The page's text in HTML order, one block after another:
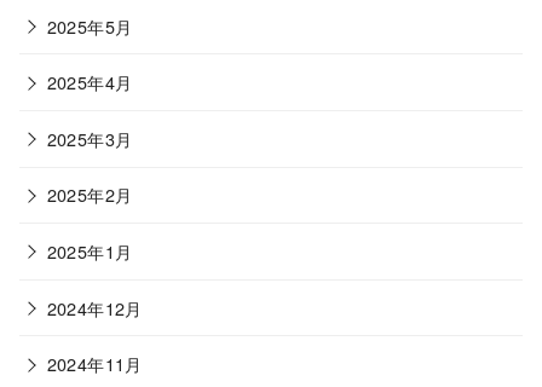
2025年5月
2025年4月
2025年3月
2025年2月
2025年1月
2024年12月
2024年11月